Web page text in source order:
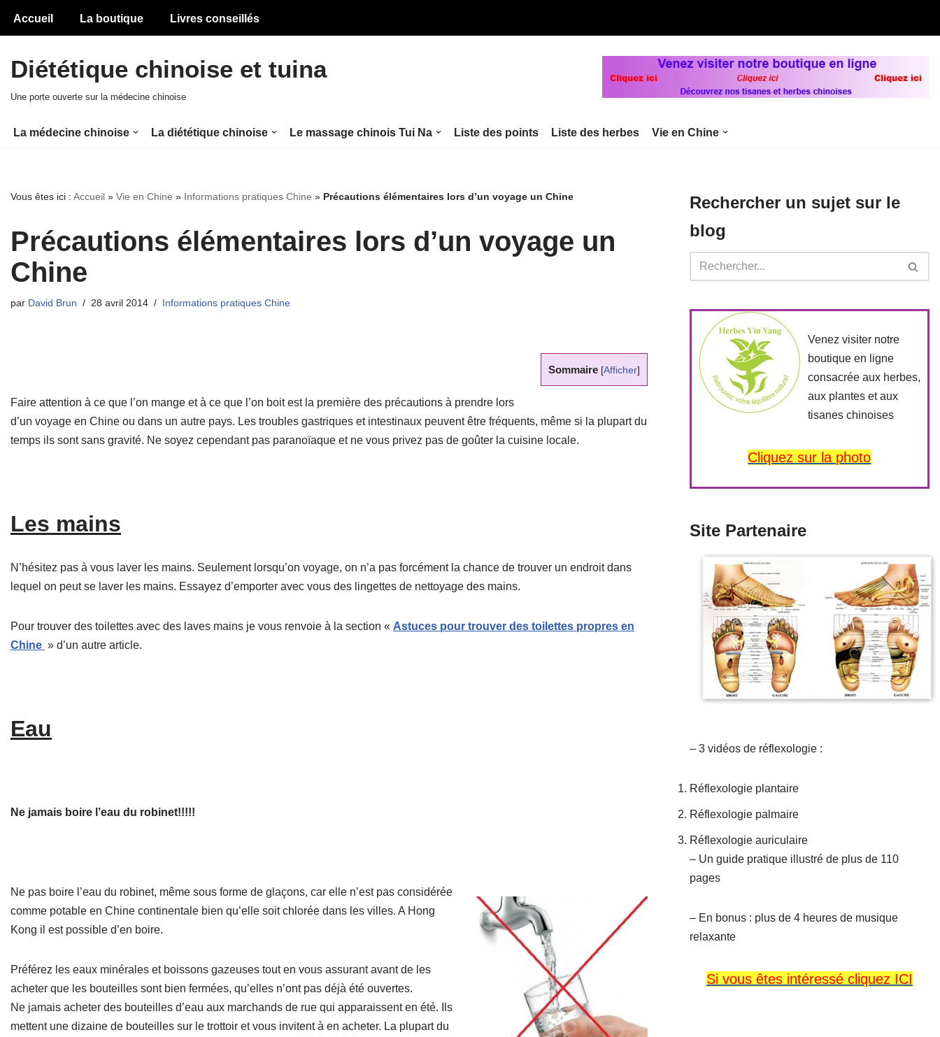
Aller
contenu
Accueil La boutique Livres conseillés
Diététique chinoise et tuina
Une porte ouverte sur la médecine chinoise
La médecine chinoise La diététique chinoise Le massage chinois Tui Na Liste des points Liste des herbes Vie en Chine
Vous êtes ici : Accueil » Vie en Chine » Informations pratiques Chine » Précautions élémentaires lors d’un voyage un Chine
Précautions élémentaires lors d’un voyage un
Chine
par David Brun 28 avril 2014 Informations pratiques Chine
Sommaire [Afficher]
Faire attention à ce que l’on mange et à ce que l’on boit est la première des précautions à prendre lors
d’un voyage en Chine ou dans un autre pays. Les troubles gastriques et intestinaux peuvent être fréquents, même si la plupart du
temps ils sont sans gravité. Ne soyez cependant pas paranoïaque et ne vous privez pas de goûter la cuisine locale.
Les mains
N’hésitez pas à vous laver les mains. Seulement lorsqu’on voyage, on n’a pas forcément la chance de trouver un endroit dans
lequel on peut se laver les mains. Essayez d’emporter avec vous des lingettes de nettoyage des mains.
Pour trouver des toilettes avec des laves mains je vous renvoie à la section « Astuces pour trouver des toilettes propres en
Chine » d’un autre article.
Eau
Ne jamais boire l’eau du robinet!!!!!
Ne pas boire l’eau du robinet, même sous forme de glaçons, car elle n’est pas considérée
comme potable en Chine continentale bien qu’elle soit chlorée dans les villes. A Hong
Kong il est possible d’en boire.
Préférez les eaux minérales et boissons gazeuses tout en vous assurant avant de les
acheter que les bouteilles sont bien fermées, qu’elles n’ont pas déjà été ouvertes.
Ne jamais acheter des bouteilles d’eau aux marchands de rue qui apparaissent en été. Ils
mettent une dizaine de bouteilles sur le trottoir et vous invitent à en acheter. La plupart du
Rechercher un sujet sur le
blog
Venez visiter notre
boutique en ligne
consacrée aux herbes,
aux plantes et aux
tisanes chinoises
Cliquez sur la photo
Site Partenaire
– 3 vidéos de réflexologie :
Réflexologie plantaire
Réflexologie palmaire
Réflexologie auriculaire
– Un guide pratique illustré de plus de 110
pages
– En bonus : plus de 4 heures de musique
relaxante
Si vous êtes intéressé cliquez ICI